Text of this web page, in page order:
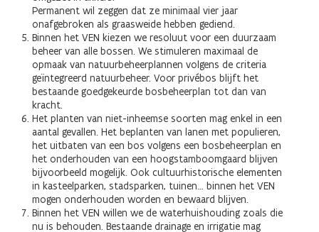
Permanent wil zeggen dat ze minimaal vier jaar
onafgebroken als graasweide hebben gediend.
Binnen het VEN kiezen we resoluut voor een duurzaam
beheer van alle bossen. We stimuleren maximaal de
opmaak van natuurbeheerplannen volgens de criteria
geïntegreerd natuurbeheer. Voor privébos blijft het
bestaande goedgekeurde bosbeheerplan tot dan van
kracht.
Het planten van niet-inheemse soorten mag enkel in een
aantal gevallen. Het beplanten van lanen met populieren,
het uitbaten van een bos volgens een bosbeheerplan en
het onderhouden van een hoogstamboomgaard blijven
bijvoorbeeld mogelijk. Ook cultuurhistorische elementen
in kasteelparken, stadsparken, tuinen… binnen het VEN
mogen onderhouden worden en bewaard blijven.
Binnen het VEN willen we de waterhuishouding zoals die
nu is behouden. Bestaande drainage en irrigatie mag